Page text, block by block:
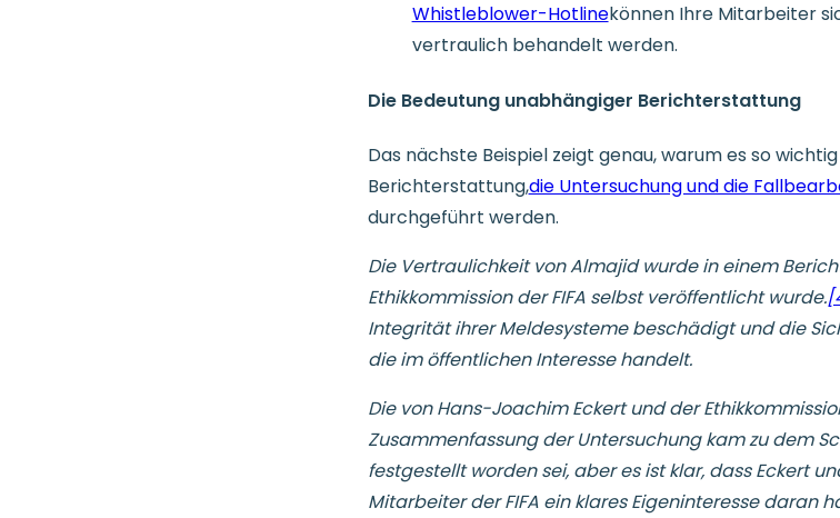
Whistleblower-Hotlinekönnen Ihre Mitarbeiter
vertraulich behandelt werden.
Die Bedeutung unabhängiger Berichterstattung
Das nächste Beispiel zeigt genau, warum es so
Berichterstattung,die Untersuchung und die
durchgeführt werden.
Die Vertraulichkeit von Almajid wurde in einem
Ethikkommission der FIFA selbst veröffentlicht wurde.
Integrität ihrer Meldesysteme beschädigt und die
die im öffentlichen Interesse handelt.
Die von Hans-Joachim Eckert und der
Zusammenfassung der Untersuchung kam zu dem
festgestellt worden sei, aber es ist klar, dass Eckert
Mitarbeiter der FIFA ein klares Eigeninteresse daran